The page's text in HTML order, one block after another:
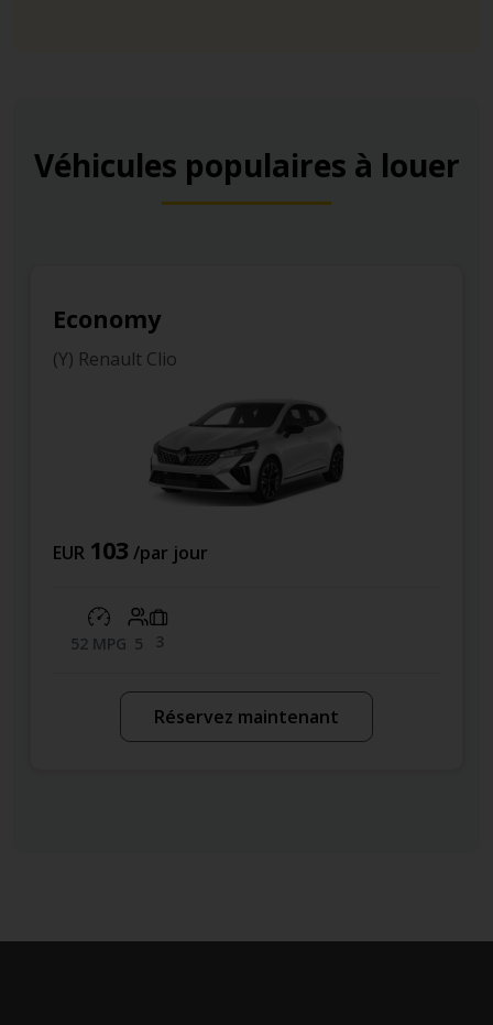
Véhicules populaires à louer
Economy
(Y) Renault Clio
EUR 103 /par jour
52 MPG 5 3
Réservez maintenant